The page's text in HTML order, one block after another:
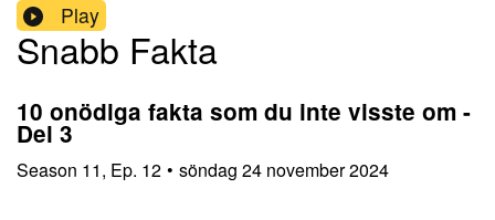
Play
Snabb Fakta
10 onödiga fakta som du inte visste om -
Del 3
Season 11, Ep. 12 • söndag 24 november 2024